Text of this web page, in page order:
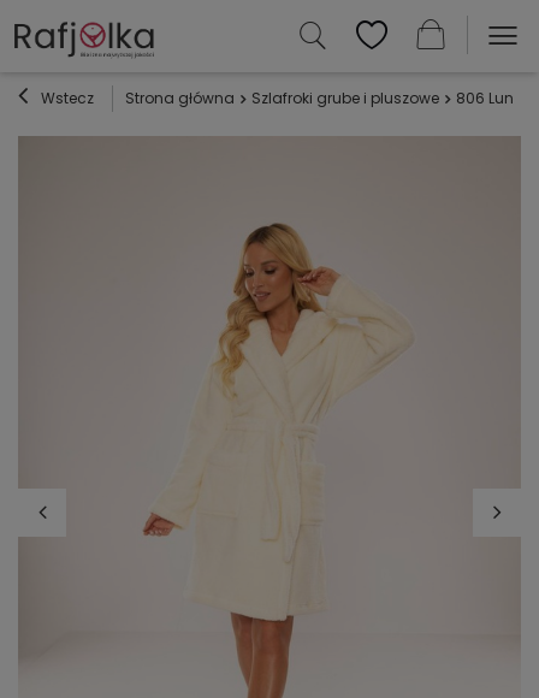
Wstecz Strona główna Szlafroki grube i pluszowe 806 Luna